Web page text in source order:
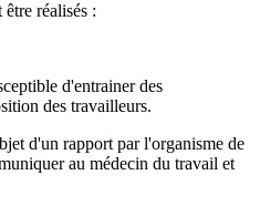
réalisés :
d'entrainer des
des travailleurs.
d'un rapport par l'organisme de
au médecin du travail et